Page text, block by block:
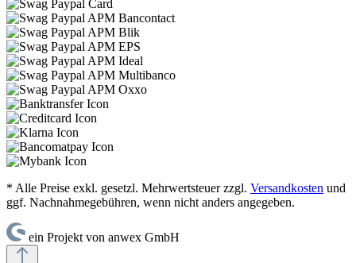
* Alle Preise exkl. gesetzl. Mehrwertsteuer zzgl. Versandkosten und
ggf. Nachnahmegebühren, wenn nicht anders angegeben.
ein Projekt von anwex GmbH